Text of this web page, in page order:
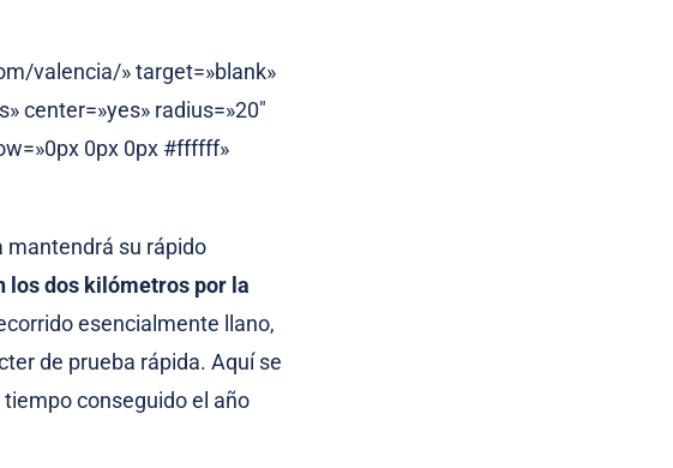
valencia/» target=»blank»
center=»yes» radius=»20″
0px 0px #ffffff»
mantendrá su rápido
los dos kilómetros por la
esencialmente llano,
de prueba rápida. Aquí se
conseguido el año